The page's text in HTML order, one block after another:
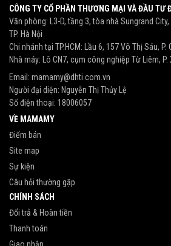
CÔNG TY CỔ PHẦN THƯƠNG MẠI VÀ ĐẦU TƯ
Văn phòng: L3-D, tầng 3, tòa nhà Sungrand City,
TP. Hà Nội
Chi nhánh tại TP.HCM: Lầu 6, 157 Võ Thị Sáu, P.
Nhà máy: Lô CN7, cụm công nghiệp Từ Liêm, P.
Email: mamamy@dhti.com.vn
Người đại diện: Nguyễn Thị Thủy Lệ
Số điện thoại: 18006057
VỀ MAMAMY
Điểm bán
Site map
Sự kiện
Câu hỏi thường gặp
CHÍNH SÁCH
Đổi trả & Hoàn tiền
Thanh toán